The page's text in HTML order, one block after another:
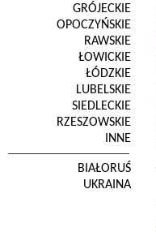
GRÓJECKIE
OPOCZYŃSKIE
RAWSKIE
ŁOWICKIE
ŁÓDZKIE
LUBELSKIE
SIEDLECKIE
RZESZOWSKIE
INNE
BIAŁORUŚ
UKRAINA